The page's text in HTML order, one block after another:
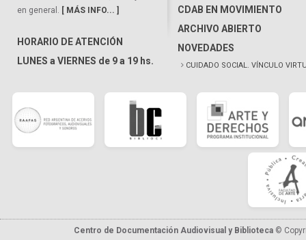
en general. [ MÁS INFO... ]
HORARIO DE ATENCIÓN
LUNES a VIERNES de 9 a 19 hs.
CDAB EN MOVIMIENTO
ARCHIVO ABIERTO
NOVEDADES
CUIDADO SOCIAL. VÍNCULO
Centro de Documentación Audiovisual y Biblioteca ©